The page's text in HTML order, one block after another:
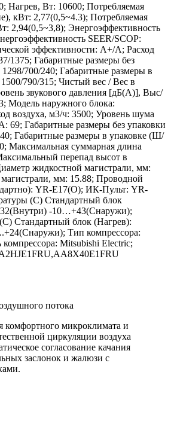
Нагрев, Вт: 10600; Потребляемая
кВт: 2,77(0,5~4.3); Потребляемая
2,94(0,5~3,8); Энергоэффективность
SEER/SCOP:
эффективности: A+/A; Расход
1375; Габаритные размеры без
700/240; Габаритные размеры в
790/315; Чистый вес / Вес в
звукового давления [дБ(А)], Выс/
Модель наружного блока:
воздуха, м3/ч: 3500; Уровень шума
69; Габаритные размеры без упаковки
Габаритные размеры в упаковке (Ш/
Максимальная суммарная длина
перепад высот в
жидкостной магистрали, мм:
мм: 15.88; Проводной
YR-E17(O); ИК-Пульт: YR-
(С) Стандартный блок
-10…+43(Снаружи);
Стандартный блок (Нагрев):
Тип компрессора:
Mitsubishi Electric;
потока
комфортного микроклимата и
циркуляции воздуха
согласование качания
заслонок и жалюзи с